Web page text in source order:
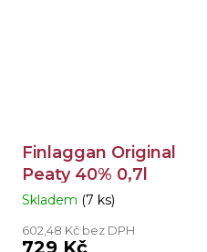
Finlaggan Original
Peaty 40% 0,7l
Průměrné
produktu
Skladem (7 ks)
602,48 Kč bez DPH
729 Kč